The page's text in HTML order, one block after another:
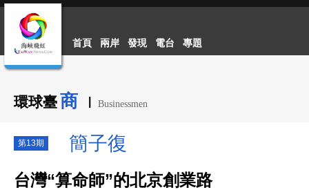
首頁 兩岸 發現 電台 專題
環球臺商 Businessmen
第13期 簡子復
台灣“算命師”的北京創業路